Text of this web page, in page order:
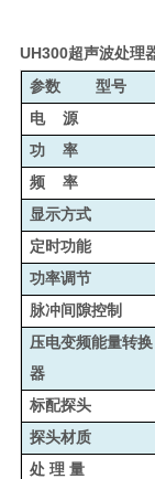
UH300超声波处理
参数 型号
电 源
功 率
频 率
显示方式
定时功能
功率调节
脉冲间隙控制
压电变频能量转换
器
标配探头
探头材质
处 理 量